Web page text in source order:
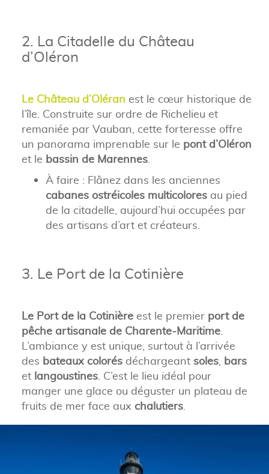
2. La Citadelle du Château
d’Oléron
Le Château d’Oléran est le cœur historique de
l’île. Construite sur ordre de Richelieu et
remaniée par Vauban, cette forteresse offre
un panorama imprenable sur le pont d’Oléron
et le bassin de Marennes.
À faire : Flânez dans les anciennes
cabanes ostréicoles multicoloresau pied
de la citadelle, aujourd’hui occupées par
des artisans d’art et créateurs.
3. Le Port de la Cotinière
Le Port de la Cotinièreest le premier port de
pêche artisanale de Charente-Maritime.
L’ambiance y est unique, surtout à l’arrivée
des bateaux colorésdéchargeant soles, bars
et langoustines. C’est le lieu idéal pour
manger une glace ou déguster un plateau de
fruits de mer face aux chalutiers.